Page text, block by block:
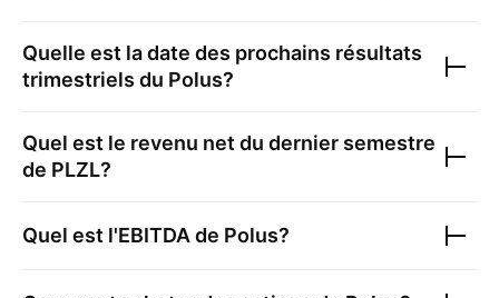
Quelle est la date des prochains résultats
trimestriels du Polus?
Quel est le revenu net du dernier semestre
de PLZL?
Quel est l'EBITDA de Polus?